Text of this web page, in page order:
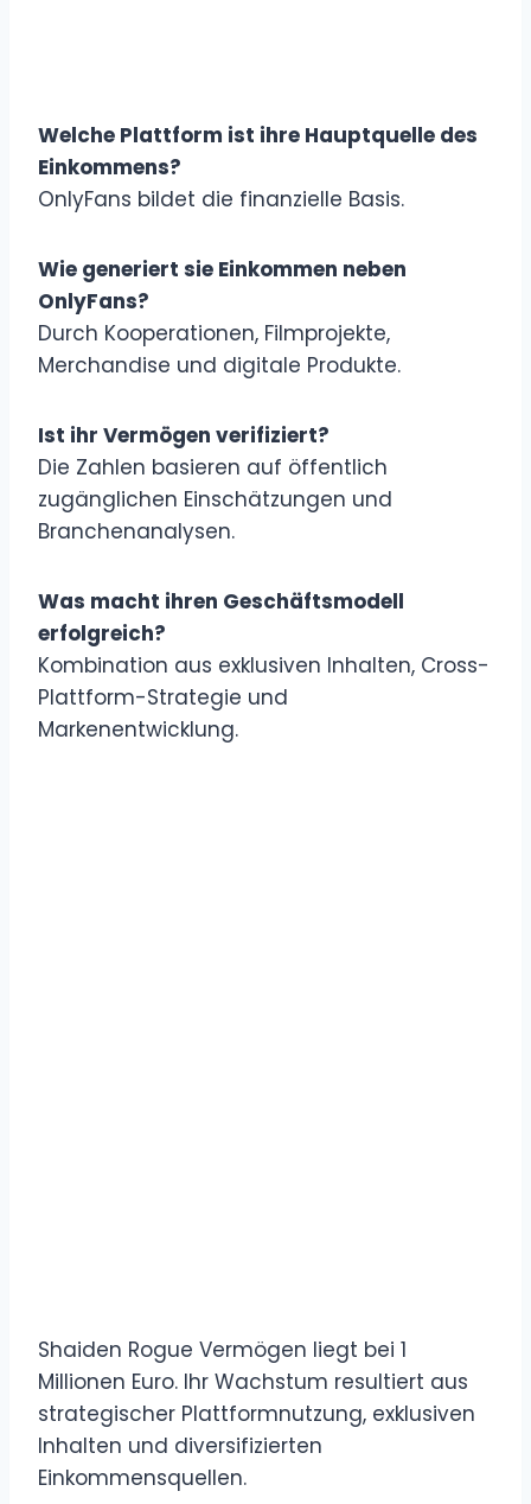
Welche Plattform ist ihre Hauptquelle des
Einkommens?
OnlyFans bildet die finanzielle Basis.
Wie generiert sie Einkommen neben
OnlyFans?
Durch Kooperationen, Filmprojekte,
Merchandise und digitale Produkte.
Ist ihr Vermögen verifiziert?
Die Zahlen basieren auf öffentlich
zugänglichen Einschätzungen und
Branchenanalysen.
Was macht ihren Geschäftsmodell
erfolgreich?
Kombination aus exklusiven Inhalten, Cross-
Plattform-Strategie und
Markenentwicklung.
Shaiden Rogue Vermögen liegt bei 1
Millionen Euro. Ihr Wachstum resultiert aus
strategischer Plattformnutzung, exklusiven
Inhalten und diversifizierten
Einkommensquellen.